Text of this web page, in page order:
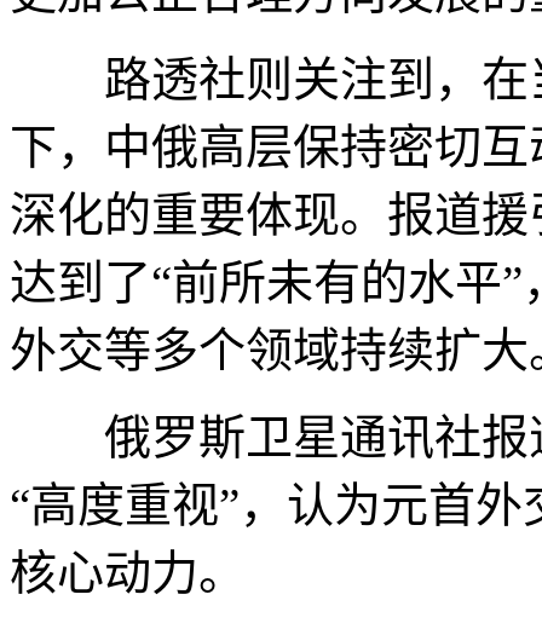
路透社则关注到，在
下，中俄高层保持密切
深化的重要体现。报道
达到了“前所未有的水平
外交等多个领域持续扩大
俄罗斯卫星通讯社报
“高度重视”，认为元首
核心动力。